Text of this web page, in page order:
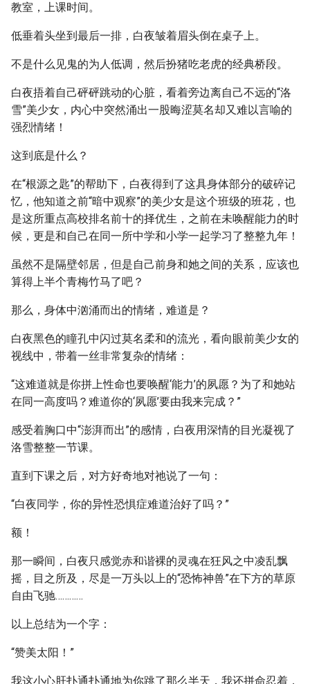
教室，上课时间。
低垂着头坐到最后一排，白夜皱着眉头倒在桌子上。
不是什么见鬼的为人低调，然后扮猪吃老虎的经典桥段。
白夜捂着自己砰砰跳动的心脏，看着旁边离自己不远的“洛
雪”美少女，内心中突然涌出一股晦涩莫名却又难以言喻的
强烈情绪！
这到底是什么？
在“根源之匙”的帮助下，白夜得到了这具身体部分的破碎记
忆，他知道之前“暗中观察”的美少女是这个班级的班花，也
是这所重点高校排名前十的择优生，之前在未唤醒能力的时
候，更是和自己在同一所中学和小学一起学习了整整九年！
虽然不是隔壁邻居，但是自己前身和她之间的关系，应该也
算得上半个青梅竹马了吧？
那么，身体中汹涌而出的情绪，难道是？
白夜黑色的瞳孔中闪过莫名柔和的流光，看向眼前美少女的
视线中，带着一丝非常复杂的情绪：
“这难道就是你拼上性命也要唤醒‘能力’的夙愿？为了和她站
在同一高度吗？难道你的‘夙愿’要由我来完成？”
感受着胸口中“澎湃而出”的感情，白夜用深情的目光凝视了
洛雪整整一节课。
直到下课之后，对方好奇地对祂说了一句：
“白夜同学，你的异性恐惧症难道治好了吗？”
额！
那一瞬间，白夜只感觉赤和谐裸的灵魂在狂风之中凌乱飘
摇，目之所及，尽是一万头以上的“恐怖神兽”在下方的草原
自由飞驰…………
以上总结为一个字：
“赞美太阳！”
我这小心肝扑通扑通地为你跳了那么半天，我还拼命忍着，